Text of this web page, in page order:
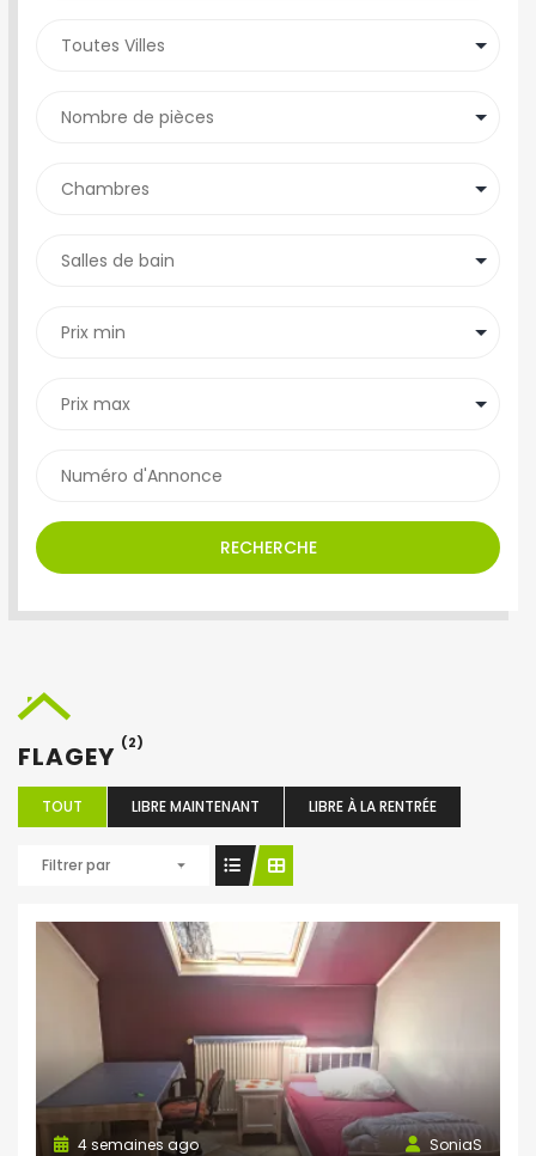
RECHERCHE
FLAGEY (2)
TOUT LIBRE MAINTENANT LIBRE À LA RENTRÉE
Filtrer par
SoniaS
4 semaines ago